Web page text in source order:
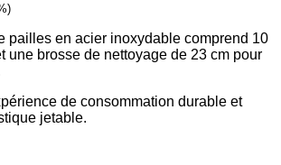
pailles en acier inoxydable comprend 10
une brosse de nettoyage de 23 cm pour
de consommation durable et
jetable.